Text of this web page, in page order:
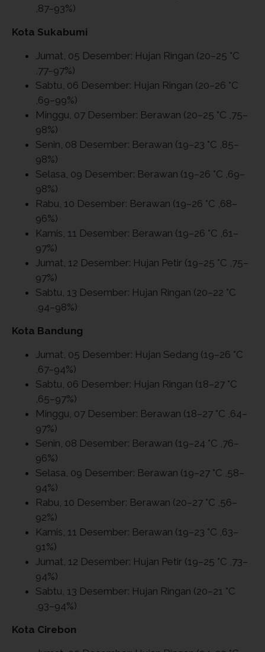
,87–93%)
Kota Sukabumi
Jumat, 05 Desember: Hujan Ringan (20–25 °C
,77–97%)
Sabtu, 06 Desember: Hujan Ringan (20–26 °C
,69–99%)
Minggu, 07 Desember: Berawan (20–25 °C ,75–
98%)
Senin, 08 Desember: Berawan (19–23 °C ,85–
98%)
Selasa, 09 Desember: Berawan (19–26 °C ,69–
98%)
Rabu, 10 Desember: Berawan (19–26 °C ,68–
96%)
Kamis, 11 Desember: Berawan (19–26 °C ,61–
97%)
Jumat, 12 Desember: Hujan Petir (19–25 °C ,75–
97%)
Sabtu, 13 Desember: Hujan Ringan (20–22 °C
,94–98%)
Kota Bandung
Jumat, 05 Desember: Hujan Sedang (19–26 °C
,67–94%)
Sabtu, 06 Desember: Hujan Ringan (18–27 °C
,65–97%)
Minggu, 07 Desember: Berawan (18–27 °C ,64–
97%)
Senin, 08 Desember: Berawan (19–24 °C ,76–
96%)
Selasa, 09 Desember: Berawan (19–27 °C ,58–
94%)
Rabu, 10 Desember: Berawan (20–27 °C ,56–
92%)
Kamis, 11 Desember: Berawan (19–23 °C ,63–
91%)
Jumat, 12 Desember: Hujan Petir (19–25 °C ,73–
94%)
Sabtu, 13 Desember: Hujan Ringan (20–21 °C
,93–94%)
Kota Cirebon